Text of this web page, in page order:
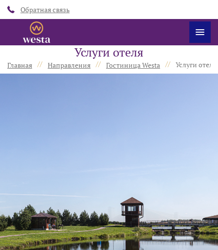
Обратная связь
Услуги отеля
Главная // Направления // Гостиница Westa // Услуги отеля